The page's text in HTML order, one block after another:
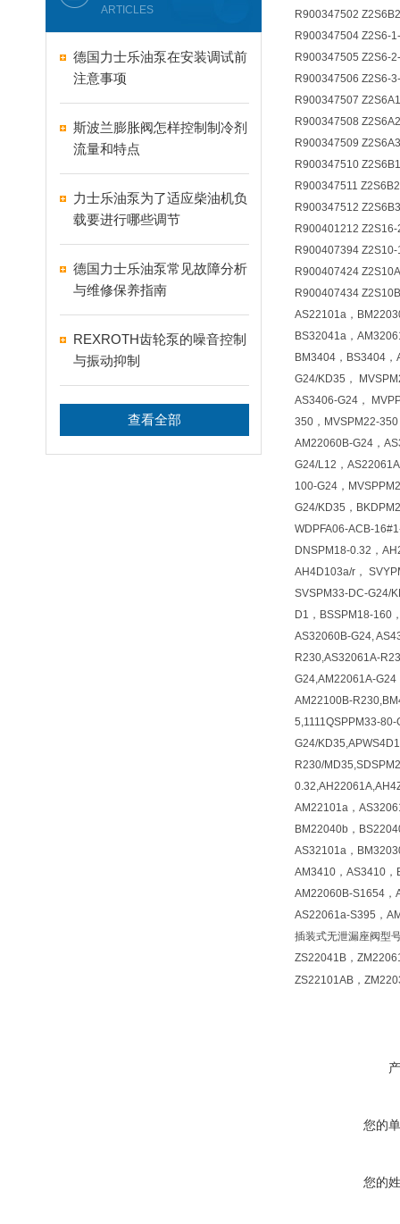
ARTICLES
德国力士乐油泵在安装调试前
注意事项
斯波兰膨胀阀怎样控制制冷剂
流量和特点
力士乐油泵为了适应柴油机负
载要进行哪些调节
德国力士乐油泵常见故障分析
与维修保养指南
REXROTH齿轮泵的噪音控制
与振动抑制
查看全部
R900347502
R900347504 Z2S6-
R900347505 Z2S6-
R900347506 Z2S6-
R900347507
R900347508
R900347509
R900347510
R900347511
R900347512
R900401212 Z2S16-
R900407394 Z2S10-
R900407424
R900407434
AS22101a，
BS32041a，
BM3404，BS3404
G24/KD35，
AS3406-G24，
350，MVSPM22-
AM22060B-G24，
G24/L12，
100-G24，
G24/KD35，
WDPFA06-ACB-
DNSPM18-0.32，
AH4D103a/r，
SVSPM33-DC-G24/
D1，BSSPM18-160
AS32060B-G24,
R230,AS32061A-
G24,AM22061A-
AM22100B-
5,1111QSPPM33-
G24/
R230/
AM22101a，
BM22040b，
AS32101a，
AM3410，AS3410
AM22060B-S1654，
AS22061a-S395，
插装式无泄漏座阀型
ZS22041B，
ZS22101AB，
您的
您的